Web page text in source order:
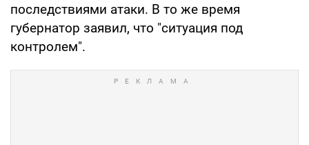
последствиями атаки. В то же время
губернатор заявил, что "ситуация под
контролем".